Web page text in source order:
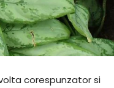
corespunzator si